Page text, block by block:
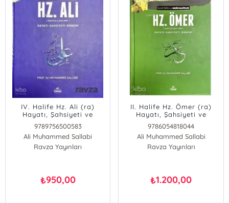
IV. Halife Hz. Ali (ra)
Hayatı, Şahsiyeti ve
Dönemi; İslam Tarihi
Raşid Halifeler Dönemi
9789756500583
Ali Muhammed Sallabi
Ravza Yayınları
₺950,00
II. Halife Hz. Ömer (ra)
Hayatı, Şahsiyeti ve
Dönemi (Ciltli); İslam
Tarihi Raşid Halifeler
Dönemi
9786054818044
Ali Muhammed Sallabi
Ravza Yayınları
₺1.200,00